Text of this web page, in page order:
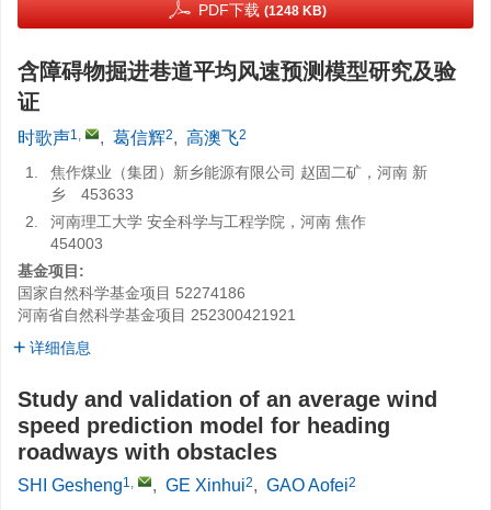
PDF下载 (1248 KB)
含障碍物掘进巷道平均风速预测模型研究及验
证
时歌声1, , 葛信辉2, 高澳飞2
1.
焦作煤业（集团）新乡能源有限公司 赵固二矿，河南 新
乡 453633
2.
河南理工大学 安全科学与工程学院，河南 焦作
454003
基金项目:
国家自然科学基金项目 52274186
河南省自然科学基金项目 252300421921
详细信息
Study and validation of an average wind
speed prediction model for heading
roadways with obstacles
SHI Gesheng1, , GE Xinhui2, GAO Aofei2